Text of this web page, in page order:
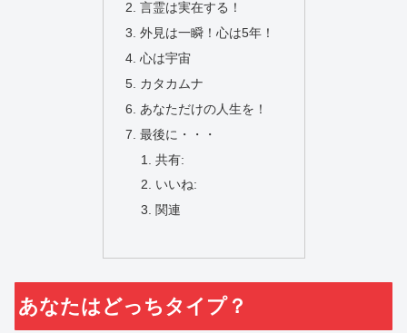
言霊は実在する！
外見は一瞬！心は5年！
心は宇宙
カタカムナ
あなただけの人生を！
最後に・・・
共有:
いいね:
関連
あなたはどっちタイプ？